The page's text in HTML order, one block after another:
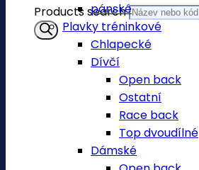
Products search
pánské
Plavky tréninkové
Chlapecké
Dívčí
Open back
Ostatní
Race back
Top dvoudílné
Dámské